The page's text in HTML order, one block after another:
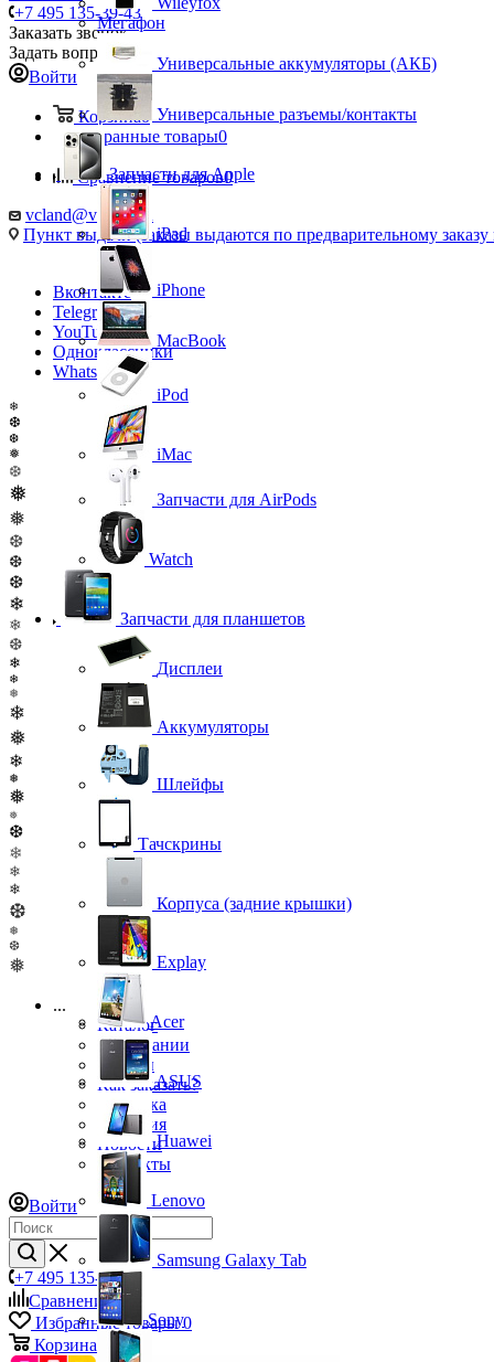
+7 495 135-39-43
Заказать звонок
Задать вопрос
Войти
Корзина0
Избранные товары0
Сравнение товаров0
vcland@vcland.ru
Пункт выдачи (заказы выдаются по предварительному заказу
Вконтакте
Telegram
YouTube
Одноклассники
WhatsApp
❄
❆
❆
❅
❆
❅
❅
❆
❆
❆
❄
❄
❆
❄
❄
❅
❄
❅
❄
❅
❅
❅
❆
❄
❄
❄
❆
❅
❆
❅
...
Каталог
О компании
Бренды
Как заказать?
Доставка
Гарантия
Новости
Контакты
Войти
+7 495 135-39-43
Сравнение0
Избранные товары 0
Корзина
Мегафон
Универсальные аккумуляторы (АКБ)
Универсальные разъемы/контакты
Запчасти для Apple
iPad
iPhone
MacBook
iPod
iMac
Запчасти для AirPods
Watch
Запчасти для планшетов
Дисплеи
Аккумуляторы
Шлейфы
Тачскрины
Корпуса (задние крышки)
Explay
Acer
ASUS
Huawei
Lenovo
Samsung Galaxy Tab
Sony